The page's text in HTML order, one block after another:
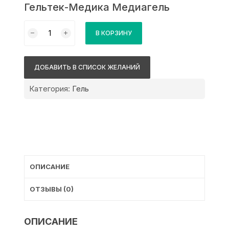
Гельтек-Медика Медиагель
товара
В КОРЗИНУ
ДОБАВИТЬ В СПИСОК ЖЕЛАНИЙ
Категория: Гель
ОПИСАНИЕ
ОТЗЫВЫ (0)
ОПИСАНИЕ